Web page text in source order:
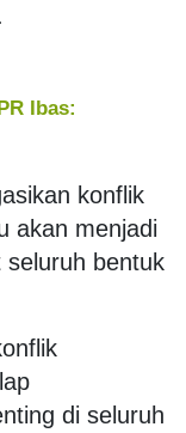
Ibas:
konflik
akan menjadi
seluruh bentuk
di seluruh